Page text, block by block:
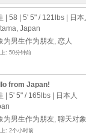
| 58 | 5' 5" / 121lbs | 日
Japan
为男生作为朋友, 恋人
: 50分钟前
from Japan!
| 5' 5" / 165lbs | 日本人
为男生作为朋友, 聊天对象
: 2个小时前